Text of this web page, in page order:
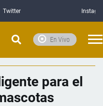
Twitter
En Vivo
para el